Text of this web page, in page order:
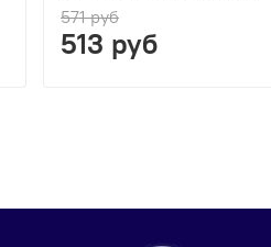
571 руб
513 руб